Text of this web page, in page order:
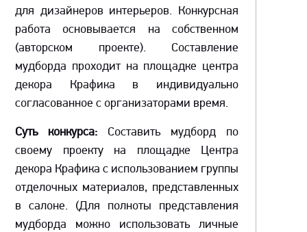
для дизайнеров интерьеров. Конкурсная
работа основывается на собственном
(авторском проекте). Составление
мудборда проходит на площадке центра
декора Крафика в индивидуально
согласованное с организаторами время.
Суть конкурса: Составить мудборд по
своему проекту на площадке Центра
декора Крафика с использованием группы
отделочных материалов, представленных
в салоне. (Для полноты представления
мудборда можно использовать личные